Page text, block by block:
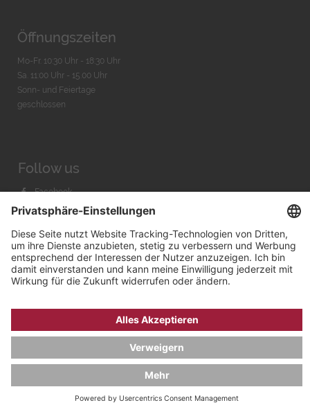
Öffnungszeiten
Mo-Fr. 10:30 Uhr - 18:30 Uhr
Sa. 11:00 Uhr - 15.00 Uhr
Sonn- und Feiertage
geschlossen
Follow us
Facebook
Instagram
Bachmann & Scher GmbH / Watchandco GmbH
DATENSCHUTZ IMPRESSUM
VERSANDKOSTEN